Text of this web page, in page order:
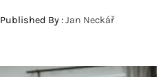
Published By :Jan Neckář